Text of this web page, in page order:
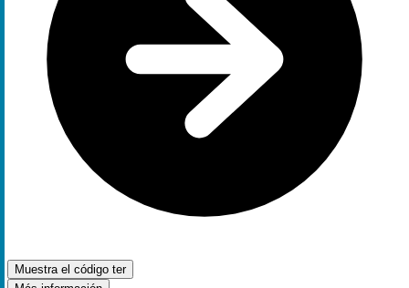
Muestra el código ter